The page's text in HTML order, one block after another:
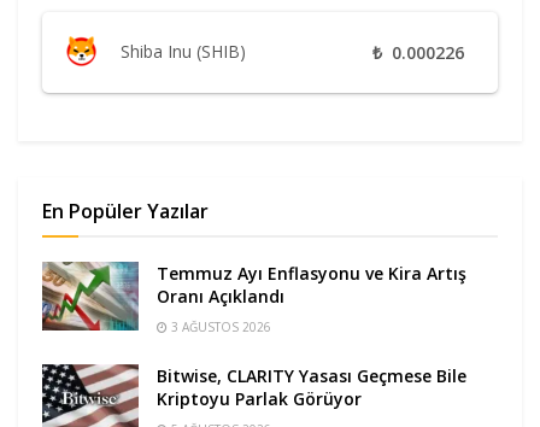
Shiba Inu (SHIB) ₺ 0.000226
En Popüler Yazılar
Temmuz Ayı Enflasyonu ve Kira Artış
Oranı Açıklandı
3 AĞUSTOS 2026
Bitwise, CLARITY Yasası Geçmese Bile
Kriptoyu Parlak Görüyor